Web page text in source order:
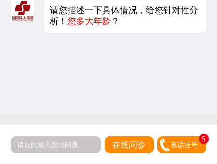
请您描述一下具体情况，给您针对性分
析！您多大年龄 ？
在线问诊 电话挂号
5